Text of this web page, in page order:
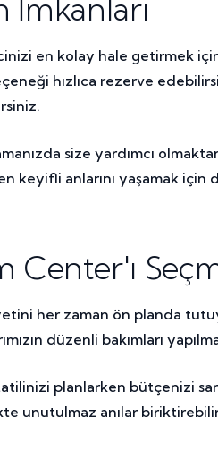
İmkanları
en kolay hale getirmek
hızlıca rezerve
size yardımcı
keyifli anlarını yaşamak için
her zaman ön planda
düzenli bakımları
planlarken bütçenizi
unutulmaz anılar